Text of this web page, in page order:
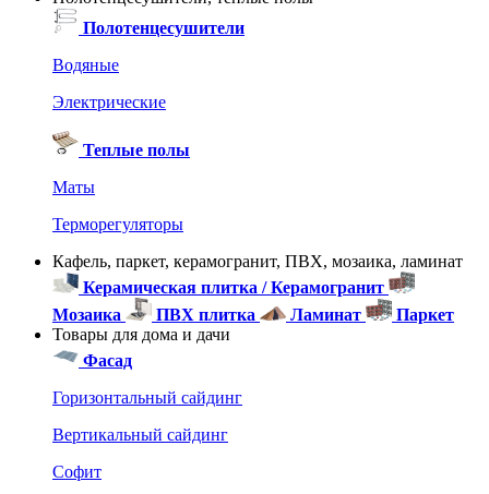
Полотенцесушители
Водяные
Электрические
Теплые полы
Маты
Терморегуляторы
Кафель, паркет, керамогранит, ПВХ, мозаика, ламинат
Керамическая плитка / Керамогранит
Мозаика
ПВХ плитка Ламинат
Паркет
Товары для дома и дачи
Фасад
Горизонтальный сайдинг
Вертикальный сайдинг
Софит